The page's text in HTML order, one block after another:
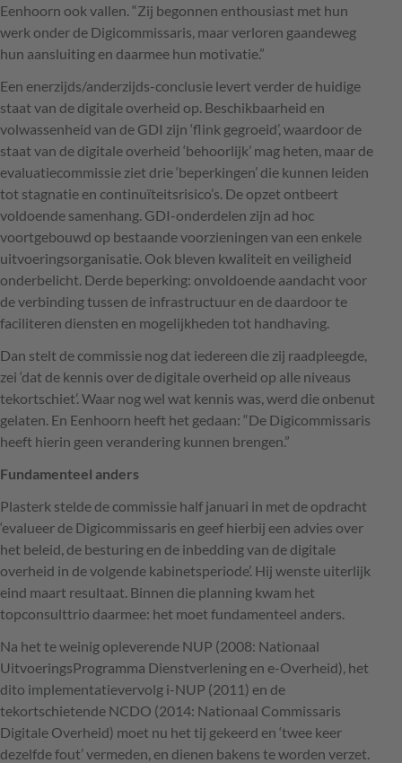
Eenhoorn ook vallen. “Zij begonnen enthousiast met hun
werk onder de Digicommissaris, maar verloren gaandeweg
hun aansluiting en daarmee hun motivatie.”
Een enerzijds/anderzijds-conclusie levert verder de huidige
staat van de digitale overheid op. Beschikbaarheid en
volwassenheid van de GDI zijn ‘flink gegroeid’, waardoor de
staat van de digitale overheid ‘behoorlijk’ mag heten, maar de
evaluatiecommissie ziet drie ‘beperkingen’ die kunnen leiden
tot stagnatie en continuïteitsrisico’s. De opzet ontbeert
voldoende samenhang. GDI-onderdelen zijn ad hoc
voortgebouwd op bestaande voorzieningen van een enkele
uitvoeringsorganisatie. Ook bleven kwaliteit en veiligheid
onderbelicht. Derde beperking: onvoldoende aandacht voor
de verbinding tussen de infrastructuur en de daardoor te
faciliteren diensten en mogelijkheden tot handhaving.
Dan stelt de commissie nog dat iedereen die zij raadpleegde,
zei ‘dat de kennis over de digitale overheid op alle niveaus
tekortschiet’. Waar nog wel wat kennis was, werd die onbenut
gelaten. En Eenhoorn heeft het gedaan: “De Digicommissaris
heeft hierin geen verandering kunnen brengen.”
Fundamenteel anders
Plasterk stelde de commissie half januari in met de opdracht
‘evalueer de Digicommissaris en geef hierbij een advies over
het beleid, de besturing en de inbedding van de digitale
overheid in de volgende kabinetsperiode’. Hij wenste uiterlijk
eind maart resultaat. Binnen die planning kwam het
topconsulttrio daarmee: het moet fundamenteel anders.
Na het te weinig opleverende NUP (2008: Nationaal
UitvoeringsProgramma Dienstverlening en e-Overheid), het
dito implementatievervolg i-NUP (2011) en de
tekortschietende NCDO (2014: Nationaal Commissaris
Digitale Overheid) moet nu het tij gekeerd en ‘twee keer
dezelfde fout’ vermeden, en dienen bakens te worden verzet.